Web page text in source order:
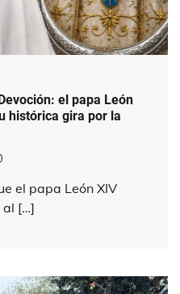
el papa León
histórica gira por la
el papa León XIV
al […]